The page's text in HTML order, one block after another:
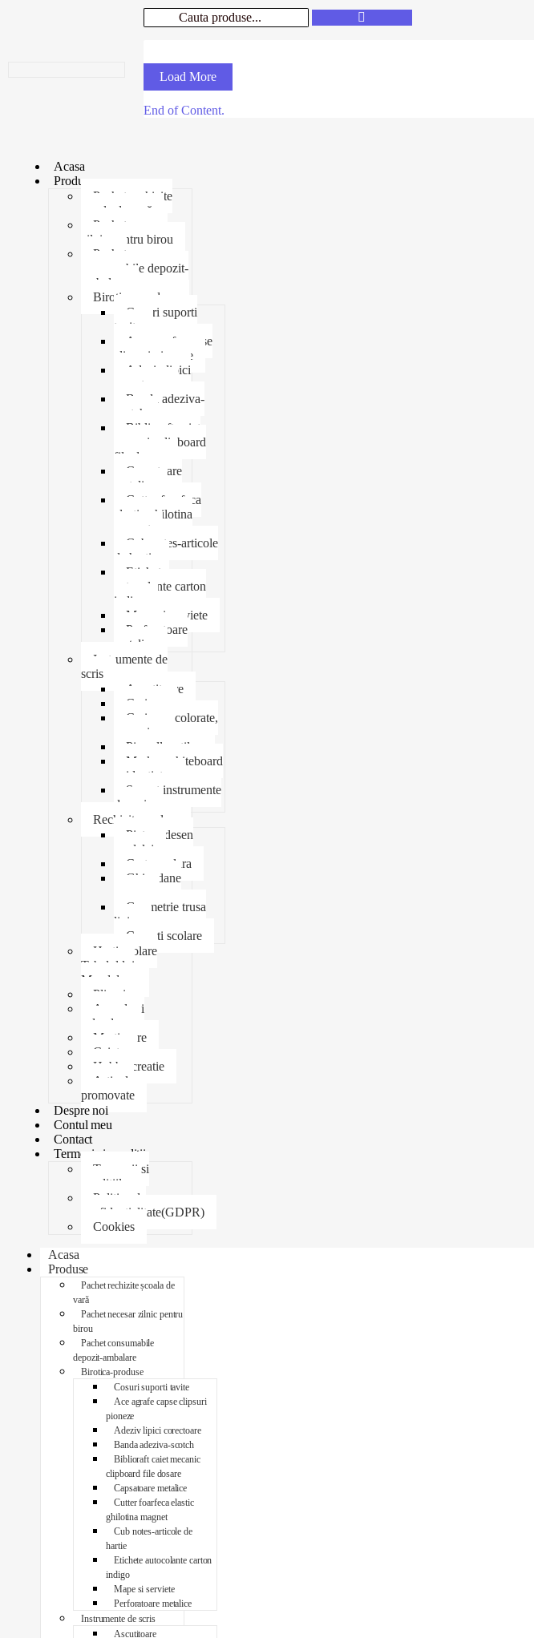
Load More
End of Content.
Acasa
Produse
Pachet rechizite
școala de vară
Pachet necesar
zilnic pentru birou
Pachet
consumabile depozit-
ambalare
Birotica-produse
Cosuri suporti
tavite
Ace agrafe capse
clipsuri pioneze
Adeziv lipici
corectoare
Banda adeziva-
scotch
Biblioraft caiet
mecanic clipboard
file dosare
Capsatoare
metalice
Cutter foarfeca
elastic ghilotina
magnet
Cub notes-articole
de hartie
Etichete
autocolante carton
indigo
Mape si serviete
Perforatoare
metalice
Instrumente de
scris
Ascutitoare
Carioca
Creioane colorate,
mecanice
Pix roller stilou
Marker whiteboard
evidentiator
Suport instrumente
de scris
Rechizite scolare
Pictura desen
modelaj
Creta scolara
Ghiozdane
Geometrie trusa
liniar
Coperti scolare
Harti scolare
Tabelul lui
Mendeleev
Plicuri
Agende si
calendare
Martisoare
Caiete
Hobby creatie
Articole
promovate
Despre noi
Contul meu
Contact
Termeni si conditii
Termenii si
conditiile
Politica de
confidentialitate(GDPR)
Cookies
Acasa
Produse
Pachet rechizite școala de
vară
Pachet necesar zilnic pentru
birou
Pachet consumabile
depozit-ambalare
Birotica-produse
Cosuri suporti tavite
Ace agrafe capse clipsuri
pioneze
Adeziv lipici corectoare
Banda adeziva-scotch
Biblioraft caiet mecanic
clipboard file dosare
Capsatoare metalice
Cutter foarfeca elastic
ghilotina magnet
Cub notes-articole de
hartie
Etichete autocolante carton
indigo
Mape si serviete
Perforatoare metalice
Instrumente de scris
Ascutitoare